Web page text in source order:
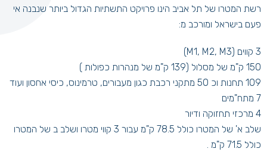
רשת המטרו של תל אביב הינו פרויקט התשתיות הגדול ביותר שנבנה אי
פעם בישראל ומורכב מ:
3 קווים (M1, M2, M3)
150 ק"מ של מסלול (139 ק"מ של מנהרות כפולות )
109 תחנות וכ 50 מתקני רכבת כגון מעבורים, טרמינוס, כיסי אחסון ועוד
7 מתח"מים
4 מרכזי תחזוקה ודיור
שלב א' של המטרו כולל 78.5 ק"מ עבור 3 קווי מטרו ושלב ב של המטרו
כולל 71.5 ק"מ .